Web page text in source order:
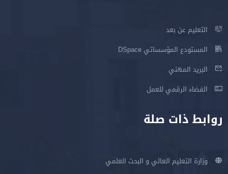
التعليم عن بعد
المستودع المؤسساتي DSpace
البريد المهني
الفضاء الرقمي للعمل
روابط ذات صلة
وزارة التعليم العالي و البحث العلمي